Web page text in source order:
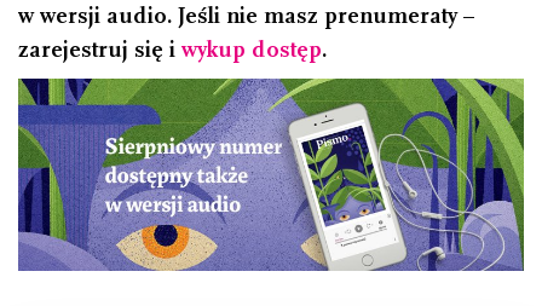
w wersji audio. Jeśli nie masz prenumeraty –
zarejestruj się i wykup dostęp.